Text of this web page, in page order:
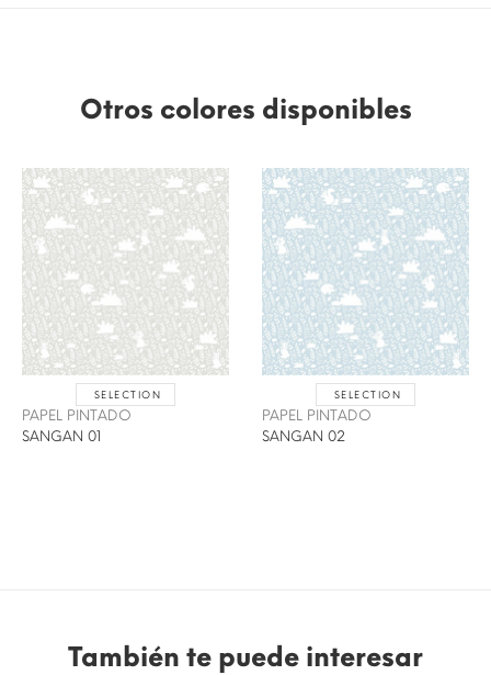
Otros colores disponibles
SELECTION
PAPEL PINTADO
SANGAN 01
SELECTION
PAPEL PINTADO
SANGAN 02
También te puede interesar